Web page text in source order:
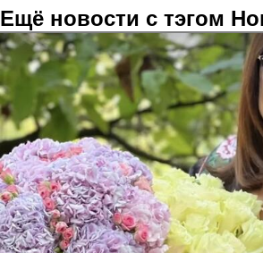
Ещё новости с тэгом